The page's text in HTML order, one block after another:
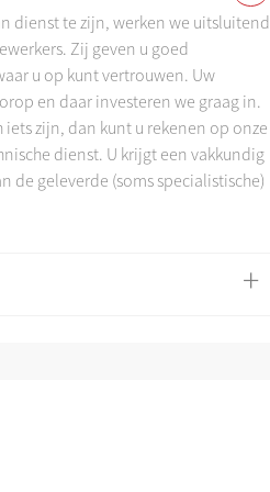
dienst te zijn, werken we uitsluitend
Zij geven u goed
u op kunt vertrouwen. Uw
en daar investeren we graag in.
zijn, dan kunt u rekenen op onze
dienst. U krijgt een vakkundig
de geleverde (soms specialistische)
+